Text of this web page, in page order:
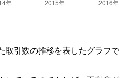
取引数の推移を表したグラフで